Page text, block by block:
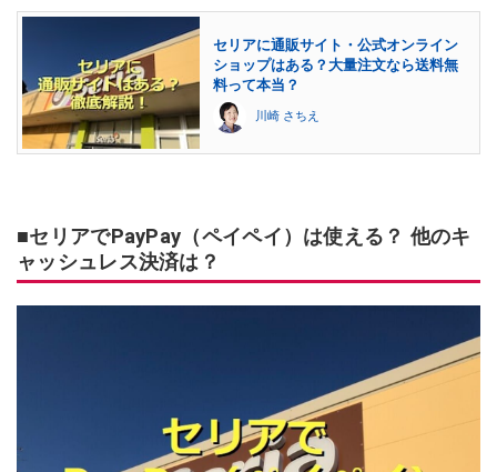
セリアに通販サイト・公式オンライン
ショップはある？大量注文なら送料無
料って本当？
川崎 さちえ
■セリアでPayPay（ペイペイ）は使える？ 他のキ
ャッシュレス決済は？